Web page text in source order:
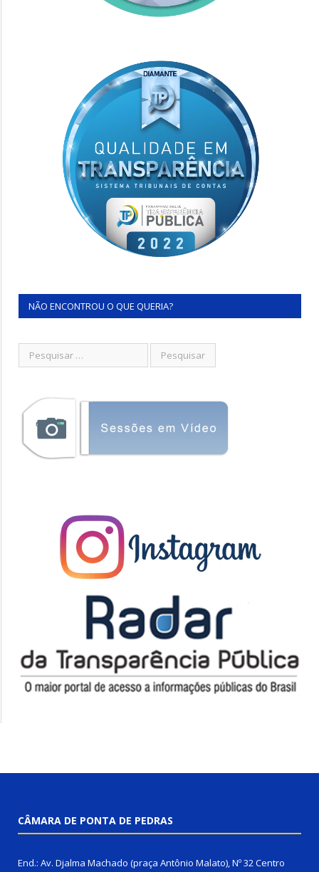
NÃO ENCONTROU O QUE QUERIA?
CÂMARA DE PONTA DE PEDRAS
End.: Av. Djalma Machado (praça Antônio Malato), Nº 32 Centro